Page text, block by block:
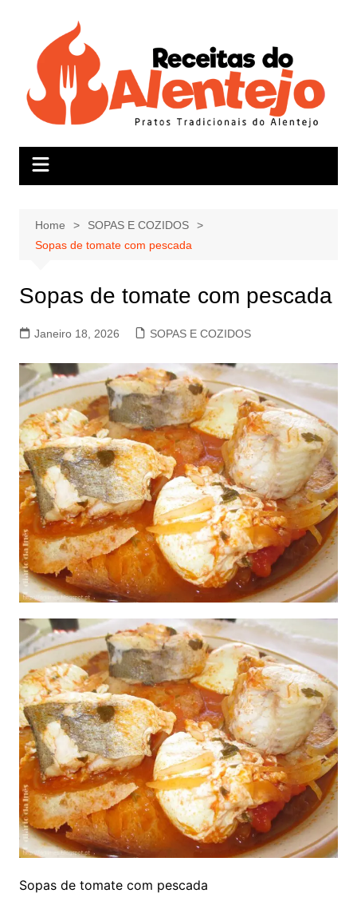
Home
SOPAS E COZIDOS
Sopas de tomate com pescada
Sopas de tomate com pescada
Janeiro 18, 2026 SOPAS E COZIDOS
Sopas de tomate com pescada